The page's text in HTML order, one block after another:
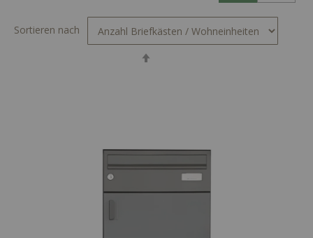
Sortieren nach